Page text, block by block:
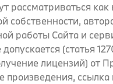
рассматриваться
собственности,
работы Сайта и
(статья
лицензий) от
ссылка